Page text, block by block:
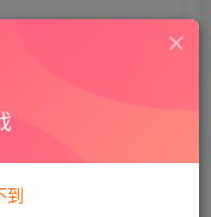
购买，可保存购买订单
到